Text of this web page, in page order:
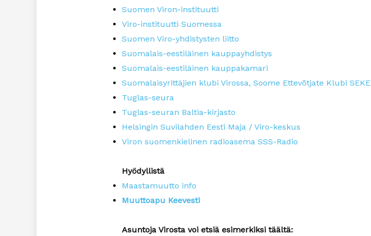
Suomen Viron-instituutti
Viro-instituutti Suomessa
Suomen Viro-yhdistysten liitto
Suomalais-eestiläinen kauppayhdistys
Suomalais-eestiläinen kauppakamari
Suomalaisyrittäjien klubi Virossa, Soome Ettevõtjate Klubi SEKE
Tuglas-seura
Tuglas-seuran Baltia-kirjasto
Helsingin Suvilahden Eesti Maja / Viro-keskus
Viron suomenkielinen radioasema SSS-Radio
Hyödyllistä
Maastamuutto info
Muuttoapu Keevesti
Asuntoja Virosta voi etsiä esimerkiksi täältä: